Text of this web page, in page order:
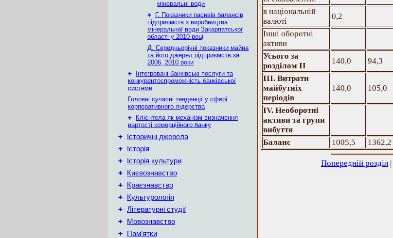
мінеральні води
+
Г. Показники пасивів балансів
підприємств з виробництва
мінеральної води Закарпатської
області у 2010 році
Д. Середньорічні показники майна
та його джерел підприємств за
2006, 2010 роки
+
Інтегровані банківські послуги та
конкурентоспроможність банківської
системи
Головні сучасні тенденції у сфері
корпоративного лідерства
+
Клієнтела як механізм визначення
вартості комерційного банку
+ Історичні джерела
+ Історія
+ Історія культури
+ Києвознавство
+ Краєзнавство
+ Культурологія
+ Літературні студії
+ Мовознавство
+ Пам’ятки
в національній
валюті
0,2
Інші оборотні
активи
Усього за
розділом ІІ
140,0 94,3
ІІІ. Витрати
майбутніх
періодів
140,0 105,0
ІV. Необоротні
активи та групи
вибуття
Баланс
1005,5 1362,2
Попередній розділ |